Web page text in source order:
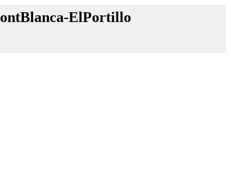
ElPortillo